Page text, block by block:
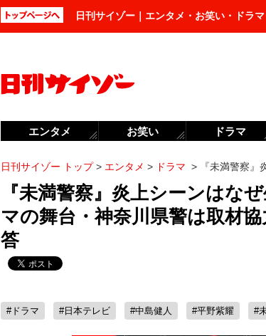
日刊サイゾー｜エンタメ・お笑い・ドラ
日刊サイゾー トップ> エンタメ > ドラマ > 『未満警察』
『未満警察』炎上シーンはな
マの舞台・神奈川県警は取材
答
#ドラマ #日本テレビ #中島健人 #平野紫耀 #
エンタメ お笑い ドラマ